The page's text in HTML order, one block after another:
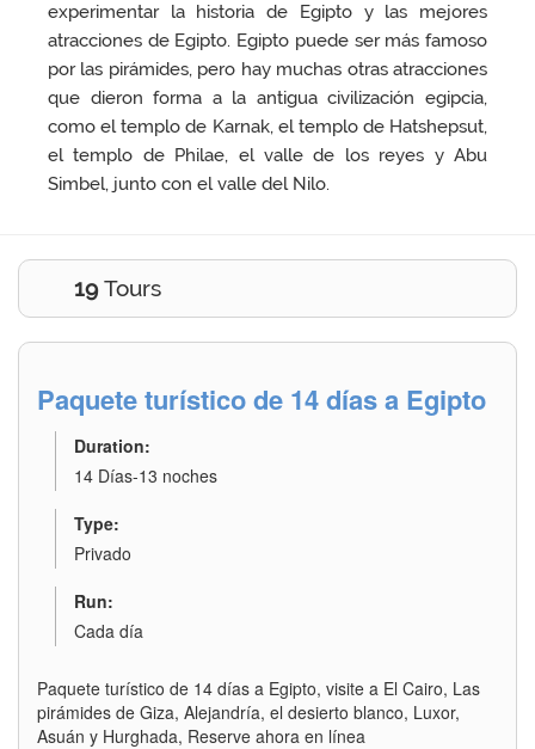
experimentar la historia de Egipto y las mejores
atracciones de Egipto. Egipto puede ser más famoso
por las pirámides, pero hay muchas otras atracciones
que dieron forma a la antigua civilización egipcia,
como el templo de Karnak, el templo de Hatshepsut,
el templo de Philae, el valle de los reyes y Abu
Simbel, junto con el valle del Nilo.
19Tours
Paquete turístico de 14 días a Egipto
Duration:
14 Días-13 noches
Type:
Privado
Run:
Cada día
Paquete turístico de 14 días a Egipto, visite a El Cairo, Las
pirámides de Giza, Alejandría, el desierto blanco, Luxor,
Asuán y Hurghada, Reserve ahora en línea